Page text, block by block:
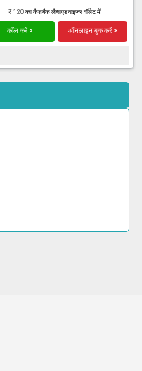
₹ 120 का कैशबैक लैब्सएडवाइजर वॉलेट में
कॉल करें > ऑनलाइन बुक करें >